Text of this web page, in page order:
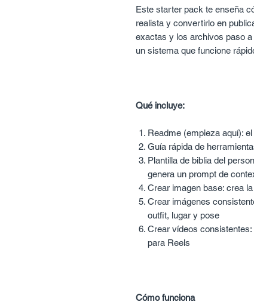
Este starter pack te enseña
realista y convertirlo en
exactas y los archivos paso
un sistema que funcione
Qué incluye:
Readme (empieza aquí):
Guía rápida de
Plantilla de biblia del
genera un prompt de
Crear imagen base: crea
Crear imágenes
outfit, lugar y pose
Crear vídeos
para Reels
Cómo funciona